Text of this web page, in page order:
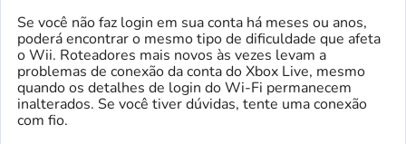
Se você não faz login em sua conta há meses ou anos,
poderá encontrar o mesmo tipo de dificuldade que afeta
o Wii. Roteadores mais novos às vezes levam a
problemas de conexão da conta do Xbox Live, mesmo
quando os detalhes de login do Wi-Fi permanecem
inalterados. Se você tiver dúvidas, tente uma conexão
com fio.